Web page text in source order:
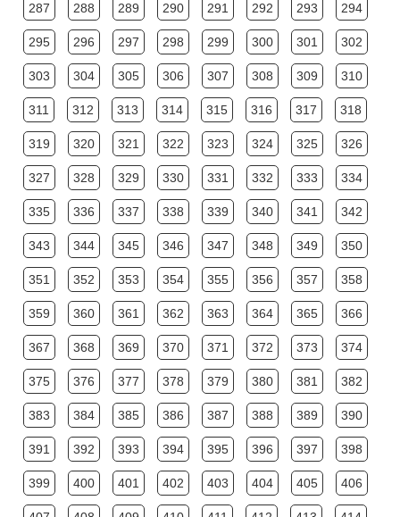
287 288 289 290 291 292 293 294
295 296 297 298 299 300 301 302
303 304 305 306 307 308 309 310
311 312 313 314 315 316 317 318
319 320 321 322 323 324 325 326
327 328 329 330 331 332 333 334
335 336 337 338 339 340 341 342
343 344 345 346 347 348 349 350
351 352 353 354 355 356 357 358
359 360 361 362 363 364 365 366
367 368 369 370 371 372 373 374
375 376 377 378 379 380 381 382
383 384 385 386 387 388 389 390
391 392 393 394 395 396 397 398
399 400 401 402 403 404 405 406